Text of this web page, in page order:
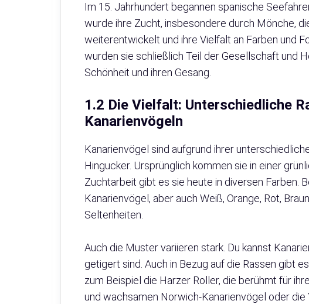
Im 15. Jahrhundert begannen spanische
wurde ihre Zucht, insbesondere durch Mönche,
weiterentwickelt und ihre Vielfalt an Farben und
wurden sie schließlich Teil der Gesellschaft und
Schönheit und ihren Gesang.
1.2 Die Vielfalt: Unterschiedliche
Kanarienvögeln
Kanarienvögel sind aufgrund ihrer
Hingucker. Ursprünglich kommen sie in einer
Zuchtarbeit gibt es sie heute in diversen Farben.
Kanarienvögel, aber auch Weiß, Orange, Rot,
Seltenheiten.
Auch die Muster variieren stark. Du kannst
getigert sind. Auch in Bezug auf die Rassen gibt
zum Beispiel die Harzer Roller, die berühmt für
und wachsamen Norwich-Kanarienvögel oder die